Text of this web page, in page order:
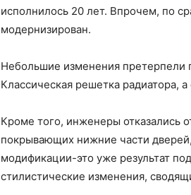
исполнилось 20 лет. Впрочем, по
модернизирован.
Небольшие изменения претерпели
Классическая решетка радиатора,
Кроме того, инженеры отказались
покрывающих нижние части
модификации-это уже результат
стилистические изменения,